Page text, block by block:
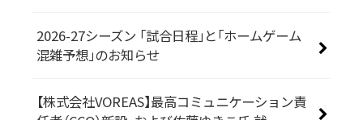
2026-27シーズン 「試合日程」と「ホームゲーム
混雑予想」のお知らせ
【株式会社VOREAS】最高コミュニケーション責